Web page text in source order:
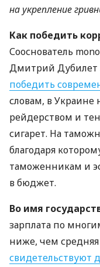
на укрепление
Как победить
Сооснователь
Дмитрий Дубилет
победить
словам, в Украине
рейдерством и
сигарет. На
благодаря
таможенникам и
в бюджет.
Во имя
зарплата по
ниже, чем средняя
свидетельствуют